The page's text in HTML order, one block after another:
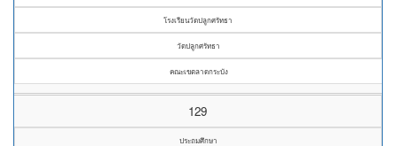
โรงเรียนวัดปลูกศรัทธา
วัดปลูกศรัทธา
คณะเขตลาดกระบัง
129
ประถมศึกษา